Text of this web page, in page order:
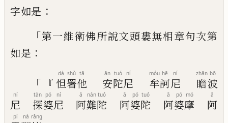
字如是 ：
「第一維衛佛所說文頭婁無相章句次第
如是 ：
「『 怛
dá
署
shǔ
他
tā
安
ān
陀
tuó
尼
ní
牟
móu
訶
hē
尼
ní
瞻
zhān
波
bō
尼
ní
探
tàn
婆
pó
尼
ní
阿
ā
難
nán
陀
tuó
阿
ā
婆
pó
陀
tuó
阿
ā
婆
pó
摩
mó
阿
ā
pí nà rǎng